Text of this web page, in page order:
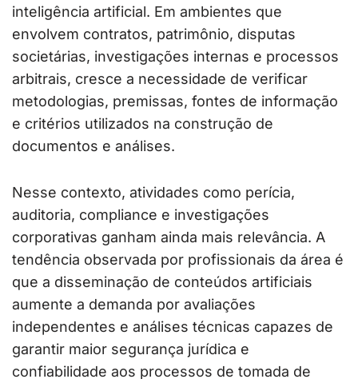
inteligência artificial. Em ambientes que
envolvem contratos, patrimônio, disputas
societárias, investigações internas e processos
arbitrais, cresce a necessidade de verificar
metodologias, premissas, fontes de informação
e critérios utilizados na construção de
documentos e análises.
Nesse contexto, atividades como perícia,
auditoria, compliance e investigações
corporativas ganham ainda mais relevância. A
tendência observada por profissionais da área é
que a disseminação de conteúdos artificiais
aumente a demanda por avaliações
independentes e análises técnicas capazes de
garantir maior segurança jurídica e
confiabilidade aos processos de tomada de